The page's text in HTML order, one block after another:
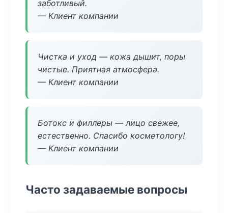
заботливый.
— Клиент компании
Чистка и уход — кожа дышит, поры
чистые. Приятная атмосфера.
— Клиент компании
Ботокс и филлеры — лицо свежее,
естественно. Спасибо косметологу!
— Клиент компании
Часто задаваемые вопросы